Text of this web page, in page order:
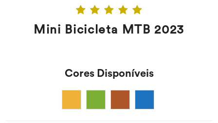
Mini Bicicleta MTB 2023
Cores Disponíveis